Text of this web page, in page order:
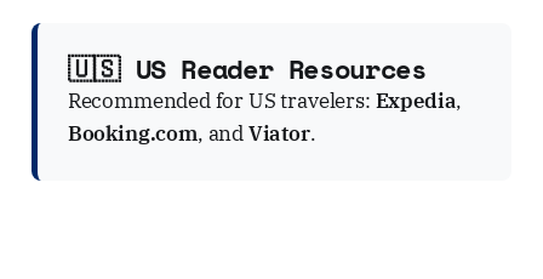
🇺🇸 US Reader Resources
Recommended for US travelers: Expedia,
Booking.com, andViator.